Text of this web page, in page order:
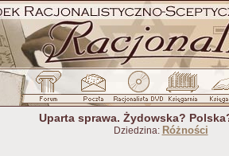
Uparta sprawa. Żydowska?
Dziedzina: Różności